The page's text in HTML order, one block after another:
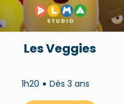
Les Veggies
1h20 Dès 3 ans